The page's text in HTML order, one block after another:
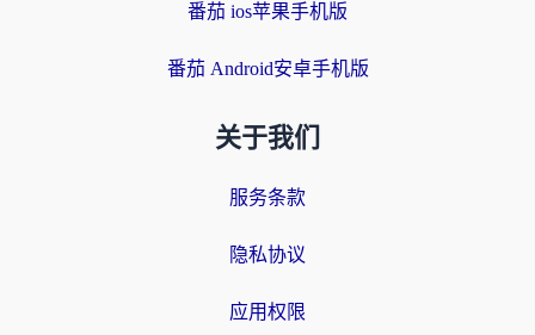
番茄 ios苹果手机版
番茄 Android安卓手机版
关于我们
服务条款
隐私协议
应用权限